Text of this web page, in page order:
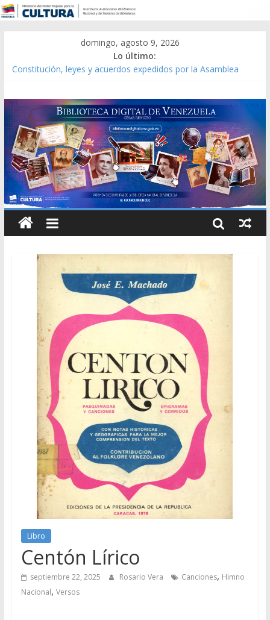
domingo, agosto 9, 2026
Lo último:
Constitución, leyes y acuerdos expedidos por la Asamblea
Modesta Bor Sánchez [material gráfico]
Gaceta Oficial de la República de Venezuela año CXXXIII Mes V,
Caracas 09 de marzo de 2006 N° 38.394
Catálogo temático de obras de Modesta Bor
Libro
Centón Lírico
septiembre 22, 2025 Rosario Vera Canciones, Himno
Nacional, Versos